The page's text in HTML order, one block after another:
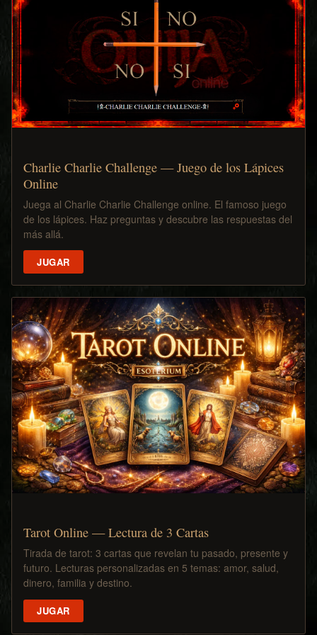
Charlie Charlie Challenge — Juego de los Lápices
Online
Juega al Charlie Charlie Challenge online. El famoso juego
de los lápices. Haz preguntas y descubre las respuestas del
más allá.
JUGAR
Tarot Online — Lectura de 3 Cartas
Tirada de tarot: 3 cartas que revelan tu pasado, presente y
futuro. Lecturas personalizadas en 5 temas: amor, salud,
dinero, familia y destino.
JUGAR